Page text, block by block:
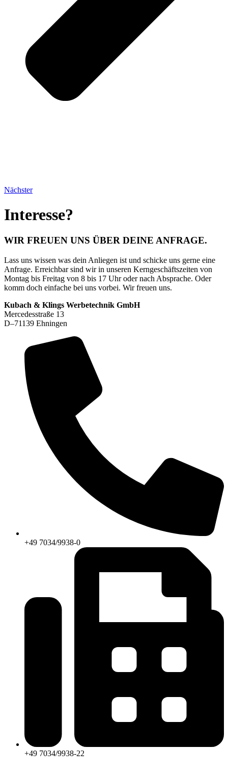
Nächster
Interesse?
WIR FREUEN UNS ÜBER DEINE ANFRAGE.​
Lass uns wissen was dein Anliegen ist und schicke uns gerne eine
Anfrage. Erreichbar sind wir in unseren Kerngeschäftszeiten von
Montag bis Freitag von 8 bis 17 Uhr oder nach Absprache. Oder
komm doch einfache bei uns vorbei. Wir freuen uns.
Kubach & Klings Werbetechnik GmbH
Mercedesstraße 13
D–71139 Ehningen
+49 7034/9938-0
+49 7034/9938-22